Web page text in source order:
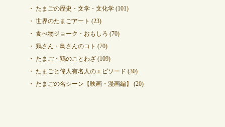
たまごの歴史・文学・文化学(101)
世界のたまごアート (23)
食べ物ジョーク・おもしろ (70)
鶏さん・鳥さんのコト (70)
たまご・鶏のことわざ(109)
たまごと偉人有名人のエピソード (30)
たまごの名シーン【映画・漫画編】
(20)